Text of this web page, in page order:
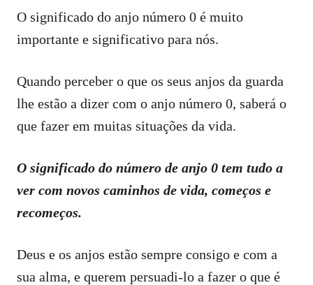
O significado do anjo número 0 é muito
importante e significativo para nós.
Quando perceber o que os seus anjos da guarda
lhe estão a dizer com o anjo número 0, saberá o
que fazer em muitas situações da vida.
O significado do número de anjo 0 tem tudo a
ver com novos caminhos de vida, começos e
recomeços.
Deus e os anjos estão sempre consigo e com a
sua alma, e querem persuadi-lo a fazer o que é